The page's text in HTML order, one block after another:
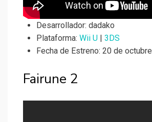
Desarrollador: dadako
Plataforma: Wii U
3DS
Fecha de Estreno: 20 de octubre
Fairune 2